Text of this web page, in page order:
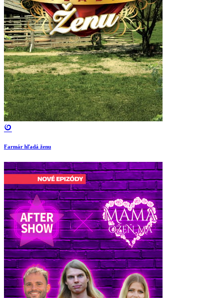
Farmár hľadá ženu